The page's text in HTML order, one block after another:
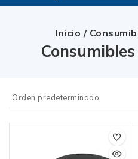
Inicio /